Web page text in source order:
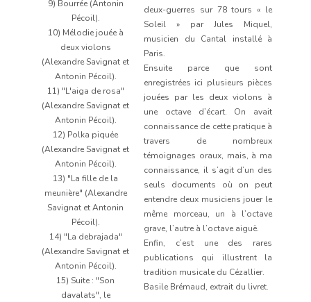
9) Bourrée (Antonin
Pécoil).
10) Mélodie jouée à
deux violons
(Alexandre Savignat et
Antonin Pécoil).
11) "L'aiga de rosa"
(Alexandre Savignat et
Antonin Pécoil).
12) Polka piquée
(Alexandre Savignat et
Antonin Pécoil).
13) "La fille de la
meunière" (Alexandre
Savignat et Antonin
Pécoil).
14) "La debrajada"
(Alexandre Savignat et
Antonin Pécoil).
15) Suite : "Son
davalats", le
deux-guerres sur 78 tours « le
Soleil » par Jules Miquel,
musicien du Cantal installé à
Paris.
Ensuite parce que sont
enregistrées ici plusieurs pièces
jouées par les deux violons à
une octave d’écart. On avait
connaissance de cette pratique à
travers de nombreux
témoignages oraux, mais, à ma
connaissance, il s’agit d’un des
seuls documents où on peut
entendre deux musiciens jouer le
même morceau, un à l’octave
grave, l’autre à l’octave aiguë.
Enfin, c’est une des rares
publications qui illustrent la
tradition musicale du Cézallier.
Basile Brémaud, extrait du livret.